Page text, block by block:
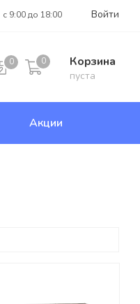
Войти
с 9:00 до 18:00
0 Корзина
пуста
0
Акции